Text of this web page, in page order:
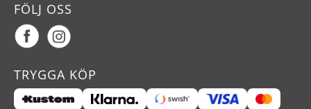
FÖLJ OSS
TRYGGA KÖP